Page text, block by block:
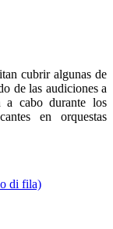
cubrir algunas de
de las audiciones a
a cabo durante los
en orquestas
di fila)